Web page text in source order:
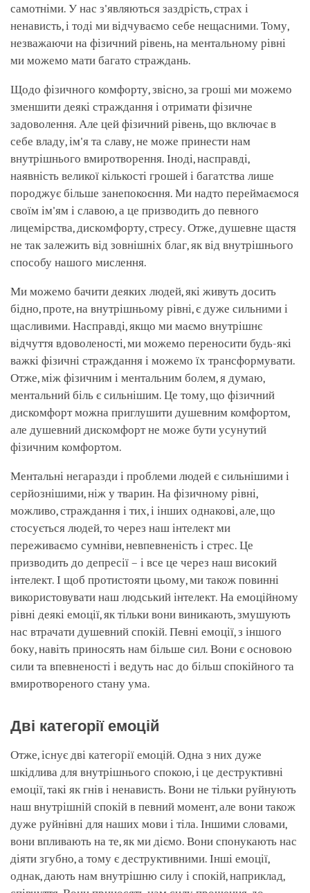
самотніми. У нас з'являються заздрість, страх і
ненависть, і тоді ми відчуваємо себе нещасними. Тому,
незважаючи на фізичний рівень, на ментальному рівні
ми можемо мати багато страждань.
Щодо фізичного комфорту, звісно, за гроші ми можемо
зменшити деякі страждання і отримати фізичне
задоволення. Але цей фізичний рівень, що включає в
себе владу, ім'я та славу, не може принести нам
внутрішнього вмиротворення. Іноді, насправді,
наявність великої кількості грошей і багатства лише
породжує більше занепокоєння. Ми надто переймаємося
своїм ім'ям і славою, а це призводить до певного
лицемірства, дискомфорту, стресу. Отже, душевне щастя
не так залежить від зовнішніх благ, як від внутрішнього
способу нашого мислення.
Ми можемо бачити деяких людей, які живуть досить
бідно, проте, на внутрішньому рівні, є дуже сильними і
щасливими. Насправді, якщо ми маємо внутрішнє
відчуття вдоволеності, ми можемо переносити будь-які
важкі фізичні страждання і можемо їх трансформувати.
Отже, між фізичним і ментальним болем, я думаю,
ментальний біль є сильнішим. Це тому, що фізичний
дискомфорт можна приглушити душевним комфортом,
але душевний дискомфорт не може бути усунутий
фізичним комфортом.
Ментальні негаразди і проблеми людей є сильнішими і
серйознішими, ніж у тварин. На фізичному рівні,
можливо, страждання і тих, і інших однакові, але, що
стосується людей, то через наш інтелект ми
переживаємо сумніви, невпевненість і стрес. Це
призводить до депресії – і все це через наш високий
інтелект. І щоб протистояти цьому, ми також повинні
використовувати наш людський інтелект. На емоційному
рівні деякі емоції, як тільки вони виникають, змушують
нас втрачати душевний спокій. Певні емоції, з іншого
боку, навіть приносять нам більше сил. Вони є основою
сили та впевненості і ведуть нас до більш спокійного та
вмиротвореного стану ума.
Дві категорії емоцій
Отже, існує дві категорії емоцій. Одна з них дуже
шкідлива для внутрішнього спокою, і це деструктивні
емоції, такі як гнів і ненависть. Вони не тільки руйнують
наш внутрішній спокій в певний момент, але вони також
дуже руйнівні для наших мови і тіла. Іншими словами,
вони впливають на те, як ми діємо. Вони спонукають нас
діяти згубно, а тому є деструктивними. Інші емоції,
однак, дають нам внутрішню силу і спокій, наприклад,